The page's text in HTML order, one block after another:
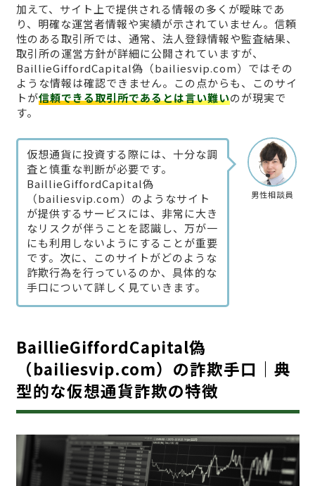
加えて、サイト上で提供される情報の多くが曖昧であ
り、明確な運営者情報や実績が示されていません。信頼
性のある取引所では、通常、法人登録情報や監査結果、
取引所の運営方針が詳細に公開されていますが、
BaillieGiffordCapital偽（bailiesvip.com）ではその
ような情報は確認できません。この点からも、このサイ
トが信頼できる取引所であるとは言い難いのが現実で
す。
男性相談員
仮想通貨に投資する際には、十分な調
査と慎重な判断が必要です。
BaillieGiffordCapital偽
（bailiesvip.com）のようなサイト
が提供するサービスには、非常に大き
なリスクが伴うことを認識し、万が一
にも利用しないようにすることが重要
です。次に、このサイトがどのような
詐欺行為を行っているのか、具体的な
手口について詳しく見ていきます。
BaillieGiffordCapital偽
（bailiesvip.com）の詐欺手口｜典
型的な仮想通貨詐欺の特徴